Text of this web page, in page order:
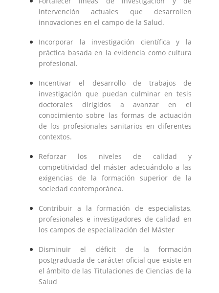
intervención actuales que desarrollen
innovaciones en el campo de la Salud.
Incorporar la investigación científica y la
práctica basada en la evidencia como cultura
profesional.
Incentivar el desarrollo de trabajos de
investigación que puedan culminar en tesis
doctorales dirigidos a avanzar en el
conocimiento sobre las formas de actuación
de los profesionales sanitarios en diferentes
contextos.
Reforzar los niveles de calidad y
competitividad del máster adecuándolo a las
exigencias de la formación superior de la
sociedad contemporánea.
Contribuir a la formación de especialistas,
profesionales e investigadores de calidad en
los campos de especialización del Máster
Disminuir el déficit de la formación
postgraduada de carácter oficial que existe en
el ámbito de las Titulaciones de Ciencias de la
Salud